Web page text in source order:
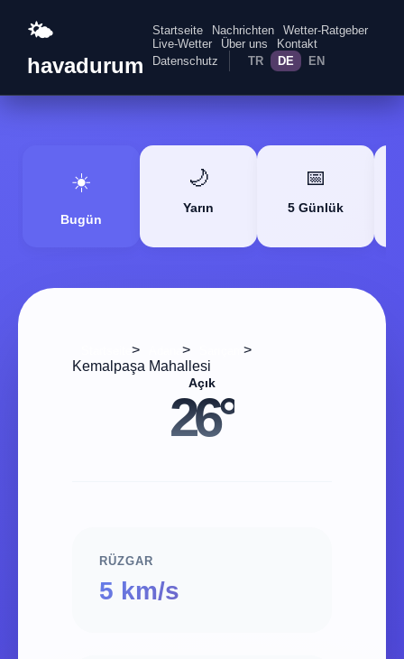
🌤️
havadurum
Startseite Nachrichten
Wetter-Ratgeber
Live-Wetter
Über uns
Kontakt
Datenschutz
TR DE EN
☀️
Bugün
🌙
Yarın
📅
5 Günlük
> >
>
Kemalpaşa Mahallesi
Açık
26°
RÜZGAR
5 km/s